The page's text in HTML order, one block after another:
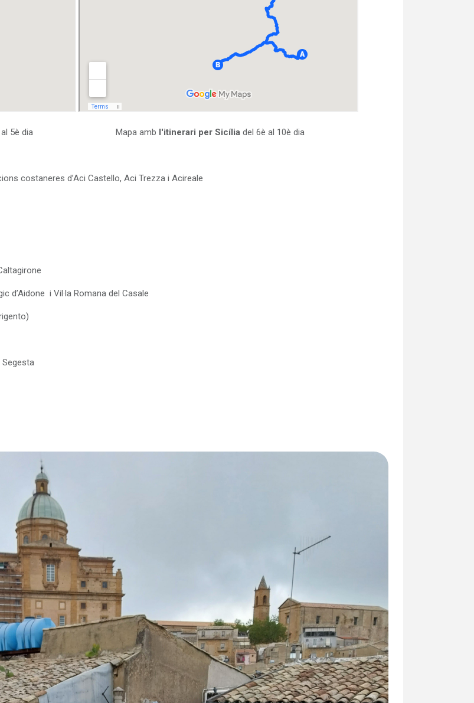
1r al 5è dia Mapa amb l'itinerari per Sicília del 6è al 10è dia
costaneres d’Aci Castello, Aci Trezza i Acireale
d’Aidone i Vil·la Romana del Casale